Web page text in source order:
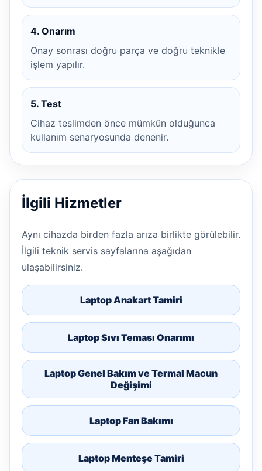
4. Onarım
Onay sonrası doğru parça ve doğru teknikle
işlem yapılır.
5. Test
Cihaz teslimden önce mümkün olduğunca
kullanım senaryosunda denenir.
İlgili Hizmetler
Aynı cihazda birden fazla arıza birlikte görülebilir.
İlgili teknik servis sayfalarına aşağıdan
ulaşabilirsiniz.
Laptop Anakart Tamiri
Laptop Sıvı Teması Onarımı
Laptop Genel Bakım ve Termal Macun
Değişimi
Laptop Fan Bakımı
Laptop Menteşe Tamiri